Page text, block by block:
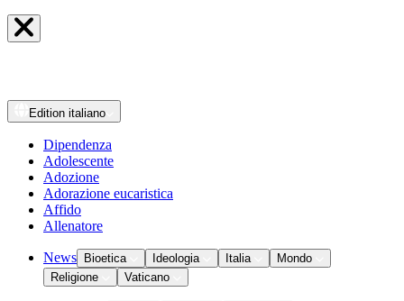
Edition italiano
Dipendenza
Adolescente
Adozione
Adorazione eucaristica
Affido
Allenatore
News Bioetica Ideologia Italia
Mondo
Religione
Vaticano